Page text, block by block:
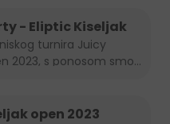
- Eliptic Kiseljak
2023, s ponosom smo...
open 2023